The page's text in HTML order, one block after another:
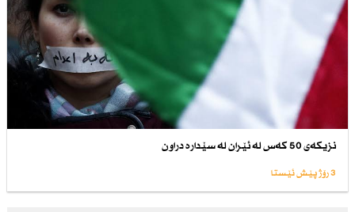
نزیكەی 50 كەس لە ئێران لە سێدارە دراون
3 رۆژ پێش ئێستا